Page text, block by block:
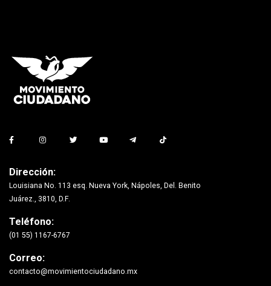
Dirección:
Louisiana No. 113 esq. Nueva York, Nápoles, Del. Benito
Juárez., 3810, D.F.
Teléfono:
(01 55) 1167-6767
Correo:
contacto@movimientociudadano.mx